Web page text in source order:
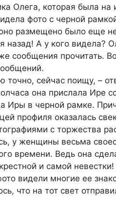
Олега, которая была на
фото с черной
размещено было еще
назад! А у кого видела?
сообщения прочитать.
точно, сейчас поищу, –
она прислала Ире
Иры в черной рамке.
профиля оказалась
с торжества
у женщины весьма
времени. Ведь она
и самой
видели многие ее
что на тот свет